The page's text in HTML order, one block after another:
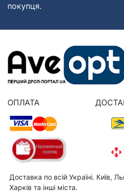
покупця.
ОПЛАТА
Доставка по всій Україні. Київ,
Харків та інші міста.